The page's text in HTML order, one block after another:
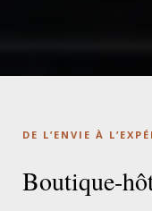
DE L’ENVIE À
Boutique-